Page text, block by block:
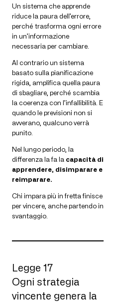
Un sistema che apprende
riduce la paura dell’errore,
perché trasforma ogni errore
in un’informazione
necessaria per cambiare.
Al contrario un sistema
basato sulla pianificazione
rigida, amplifica quella paura
di sbagliare, perché scambia
la coerenza con l’infallibilità. E
quando le previsioni non si
avverano, qualcuno verrà
punito.
Nel lungo periodo, la
differenza la fa la capacità di
apprendere, disimparare e
reimparare.
Chi impara più in fretta finisce
per vincere, anche partendo in
svantaggio.
Legge 17
Ogni strategia
vincente genera la